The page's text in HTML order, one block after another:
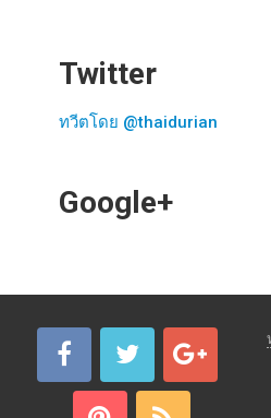
Twitter
ทวีตโดย @thaidurian
Google+